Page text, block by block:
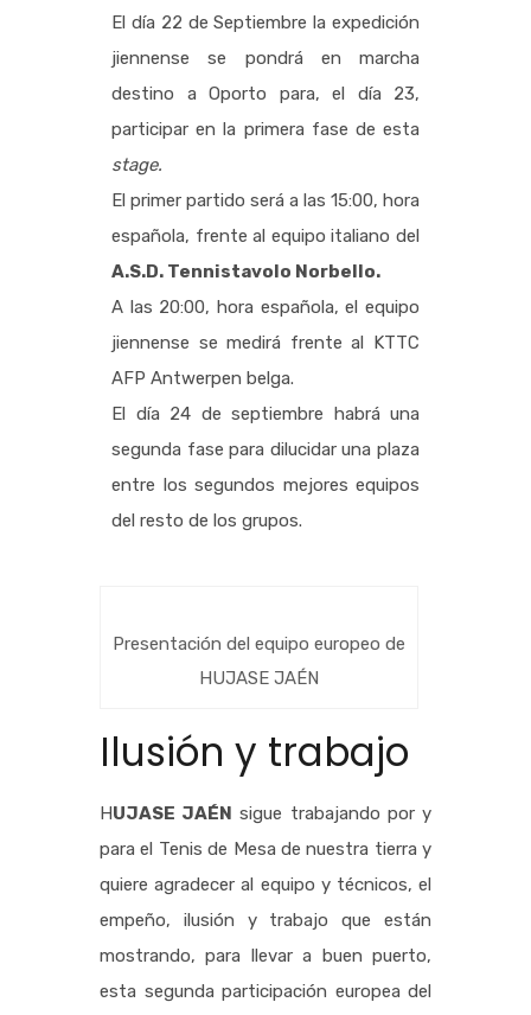
El día 22 de Septiembre la expedición
jiennense se pondrá en marcha
destino a Oporto para, el día 23,
participar en la primera fase de esta
stage.
El primer partido será a las 15:00, hora
española, frente al equipo italiano del
A.S.D. Tennistavolo Norbello.
A las 20:00, hora española, el equipo
jiennense se medirá frente al KTTC
AFP Antwerpen belga.
El día 24 de septiembre habrá una
segunda fase para dilucidar una plaza
entre los segundos mejores equipos
del resto de los grupos.
Presentación del equipo europeo de
HUJASE JAÉN
Ilusión y trabajo
HUJASE JAÉN sigue trabajando por y
para el Tenis de Mesa de nuestra tierra y
quiere agradecer al equipo y técnicos, el
empeño, ilusión y trabajo que están
mostrando, para llevar a buen puerto,
esta segunda participación europea del